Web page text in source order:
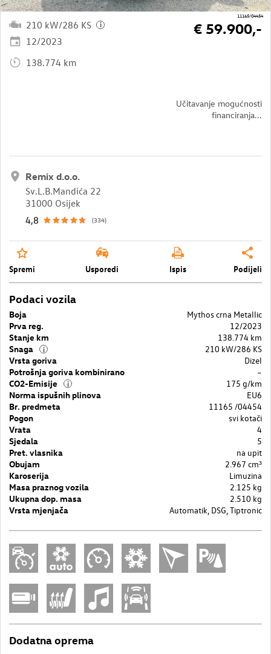
11165/04454
210 kW/286 KS i
12/2023
138.774 km
Učitavanje mogućnosti
financiranja...
€ 59.900,-
Remix d.o.o.
Sv.L.B.Mandića 22
31000 Osijek
4,8
(334)
Spremi Usporedi Ispis Podijeli
Podaci vozila
Boja
Mythos crna Metallic
Prva reg.
12/2023
Stanje km
138.774 km
Snaga
i
210 kW/286 KS
Vrsta goriva
Dizel
Potrošnja goriva kombinirano
–
CO2-Emisije
i
175 g/km
Norma ispušnih plinova
EU6
Br. predmeta
11165 /04454
Pogon
svi kotači
Vrata
4
Sjedala
5
Pret. vlasnika
na upit
Obujam
2.967 cm³
Karoserija
Limuzina
Masa praznog vozila
2.125 kg
Ukupna dop. masa
2.510 kg
Vrsta mjenjača
Automatik, DSG, Tiptronic
Dodatna oprema